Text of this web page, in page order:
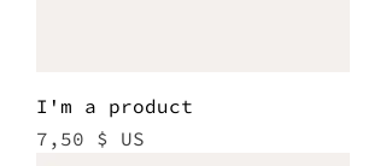
I'm a product
Prix
7,50 $ US